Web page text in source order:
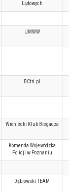
Lądowych
UMWW
BCtri.pl
Wroniecki Klub Biegacza
Komenda Wojewódzka
Policji w Poznaniu
Dąbrowski TEAM